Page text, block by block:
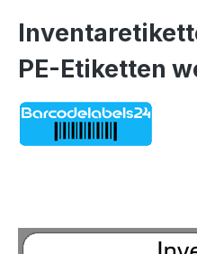
PE-Etiketten